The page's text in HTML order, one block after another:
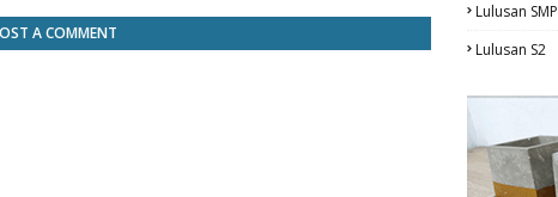
A COMMENT
Lulusan SMP
Lulusan S2